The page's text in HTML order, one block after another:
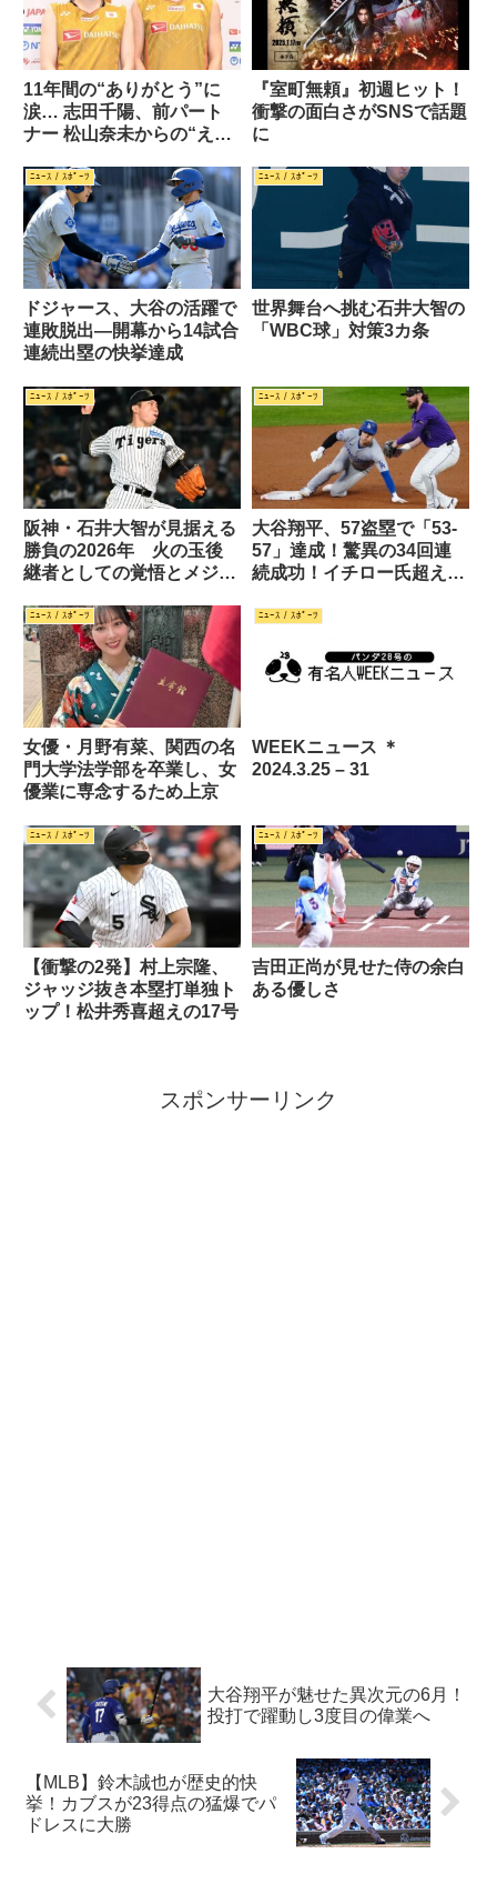
11年間の“ありがとう”に
涙… 志田千陽、前パート
ナー 松山奈未からの“え？
イズ
『室町無頼』初週ヒット！
衝撃の面白さがSNSで話題
に
ﾆｭｰｽ / ｽﾎﾟｰﾂ
ドジャース、大谷の活躍で
連敗脱出—開幕から14試合
連続出塁の快挙達成
ﾆｭｰｽ / ｽﾎﾟｰﾂ
世界舞台へ挑む石井大智の
「WBC球」対策3カ条
ﾆｭｰｽ / ｽﾎﾟｰﾂ
阪神・石井大智が見据える
勝負の2026年 火の玉後
継者としての覚悟とメジャ
ﾆｭｰｽ / ｽﾎﾟｰﾂ
大谷翔平、57盗塁で「53-
57」達成！驚異の34回連
続成功！イチロー氏超えの
ﾆｭｰｽ / ｽﾎﾟｰﾂ
女優・月野有菜、関西の名
門大学法学部を卒業し、女
優業に専念するため上京
ﾆｭｰｽ / ｽﾎﾟｰﾂ
WEEKニュース ＊
2024.3.25 – 31
ﾆｭｰｽ / ｽﾎﾟｰﾂ
【衝撃の2発】村上宗隆、
ジャッジ抜き本塁打単独ト
ップ！松井秀喜超えの17号
ﾆｭｰｽ / ｽﾎﾟｰﾂ
吉田正尚が見せた侍の余白
ある優しさ
スポンサーリンク
大谷翔平が魅せた異次元の6月！
投打で躍動し3度目の偉業へ
【MLB】鈴木誠也が歴史的快
挙！カブスが23得点の猛爆でパ
ドレスに大勝